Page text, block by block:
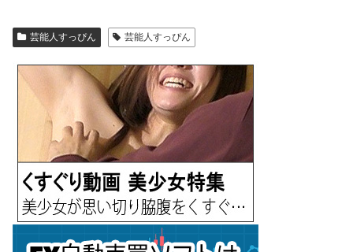
芸能人すっぴん 芸能人すっぴん